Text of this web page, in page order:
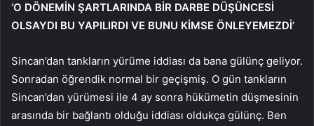
‘O DÖNEMİN ŞARTLARINDA BİR DARBE DÜŞÜNCESİ
OLSAYDI BU YAPILIRDI VE BUNU KİMSE ÖNLEYEMEZDİ’
Sincan’dan tankların yürüme iddiası da bana gülünç geliyor.
Sonradan öğrendik normal bir geçişmiş. O gün tankların
Sincan’dan yürümesi ile 4 ay sonra hükümetin düşmesinin
arasında bir bağlantı olduğu iddiası oldukça gülünç. Ben